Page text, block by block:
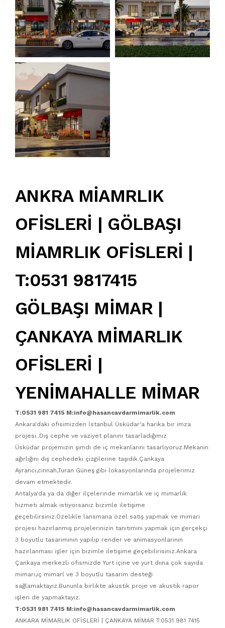
ANKRA MİAMRLIK
OFİSLERİ | GÖLBAŞI
MİAMRLIK OFİSLERİ |
T:0531 9817415
GÖLBAŞI MİMAR |
ÇANKAYA MİMARLIK
OFİSLERİ |
YENİMAHALLE MİMAR
T:0531 981 7415 M:info@hasancavdarmimarlik.com
Ankara'daki ofisimizden İstanbul Üsküdar'a harika bir imza
projesi..Dış cephe ve vaziyet planını tasarladığımız
Üsküdar projemizin şimdi de iç mekanlarını tasarlıyoruz.Mekanın
ağırlığını dış cephedeki çizgilerine taşıdık.Çankaya
Ayrancı,cinnah,Turan Güneş gibi lokasyonlarında projelerimiz
devam etmektedir.
Antalya'da ya da diğer ilçelerinde mimarlık ve iç mimarlık
hizmeti almak istiyorsanız bizimle iletişime
geçebilirsiniz.Özelikle lansmana özel satış yapmak ve mimari
projesi hazırlanmış projelerinizin tanıtımını yapmak için gerçekçi
3 boyutlu tasarımının yapılıp render ve animasyonlarının
hazırlanması işler için bizimle iletişime geçebilirisiniz.Ankara
Çankaya merkezli ofismizde Yurt içine ve yurt dıına çok sayıda
mimari,iç mimarl ve 3 boyutlu tasarım desteği
sağlamaktayız.Bununla birlikte akustik proje ve akustik rapor
işleri de yapmaktayız.
T:0531 981 7415 M:info@hasancavdarmimarlik.com
ANKARA MİMARLIK OFİSLERİ | ÇANKAYA MİMAR T:0531 981 7415